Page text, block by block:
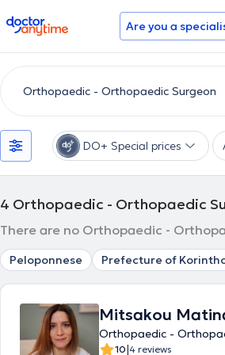
doctoranytime Are you a
DO+ Special prices
4 Orthopaedic - Orthopaedic
There are no Orthopaedic -
Peloponnese Prefecture of
Mitsakou
Orthopaedic -
10|4 reviews